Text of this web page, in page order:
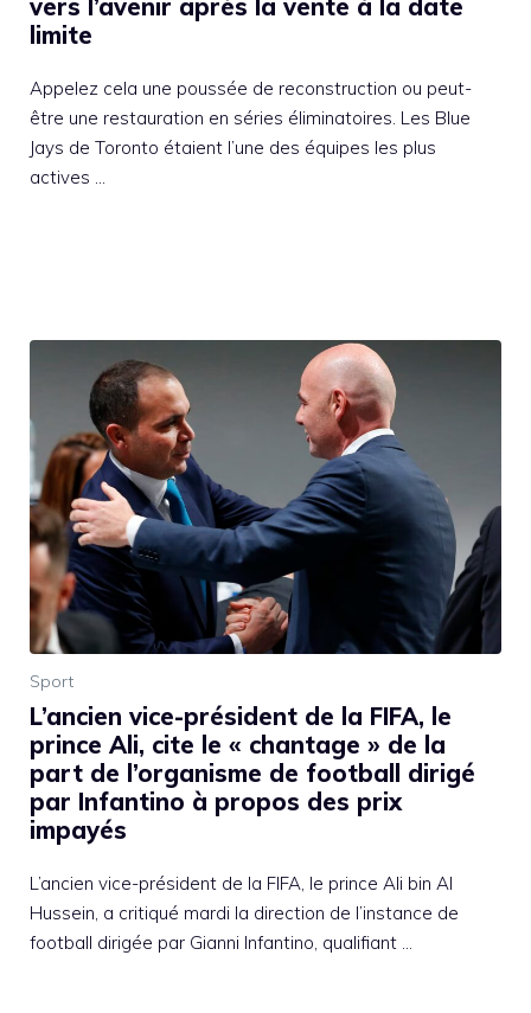
vers l’avenir après la vente à la date
limite
Appelez cela une poussée de reconstruction ou peut-
être une restauration en séries éliminatoires. Les Blue
Jays de Toronto étaient l’une des équipes les plus
actives …
Sport
L’ancien vice-président de la FIFA, le
prince Ali, cite le « chantage » de la
part de l’organisme de football dirigé
par Infantino à propos des prix
impayés
L’ancien vice-président de la FIFA, le prince Ali bin Al
Hussein, a critiqué mardi la direction de l’instance de
football dirigée par Gianni Infantino, qualifiant …